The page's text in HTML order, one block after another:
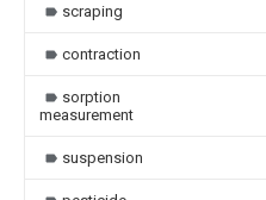
scraping
contraction
sorption
measurement
suspension